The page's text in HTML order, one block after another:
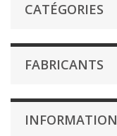
CATÉGORIES
FABRICANTS
INFORMATION